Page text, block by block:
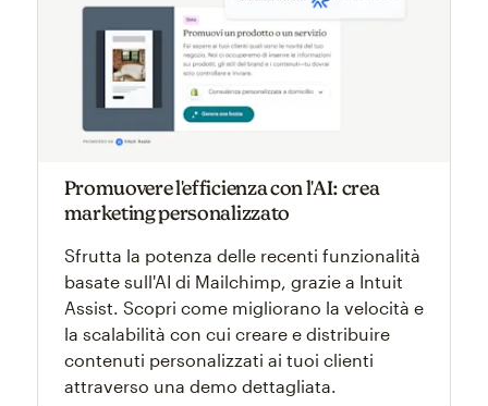
Promuovere l'efficienza con l'AI: crea
marketing personalizzato
Sfrutta la potenza delle recenti funzionalità
basate sull'AI di Mailchimp, grazie a Intuit
Assist. Scopri come migliorano la velocità e
la scalabilità con cui creare e distribuire
contenuti personalizzati ai tuoi clienti
attraverso una demo dettagliata.